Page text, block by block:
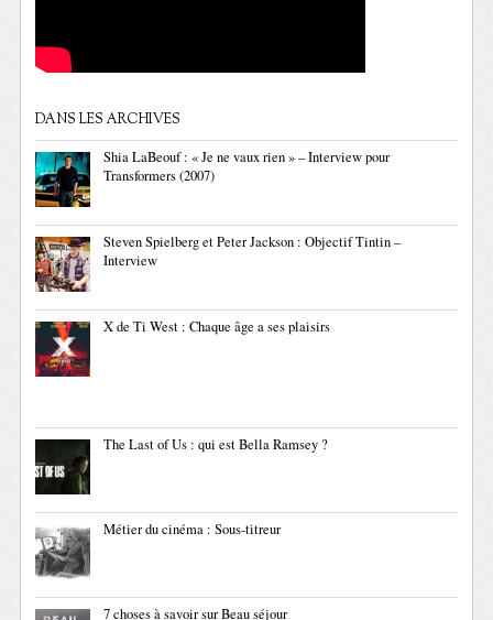
DANS LES ARCHIVES
Shia LaBeouf : « Je ne vaux rien » – Interview pour
Transformers (2007)
Steven Spielberg et Peter Jackson : Objectif Tintin –
Interview
X de Ti West : Chaque âge a ses plaisirs
The Last of Us : qui est Bella Ramsey ?
Métier du cinéma : Sous-titreur
7 choses à savoir sur Beau séjour